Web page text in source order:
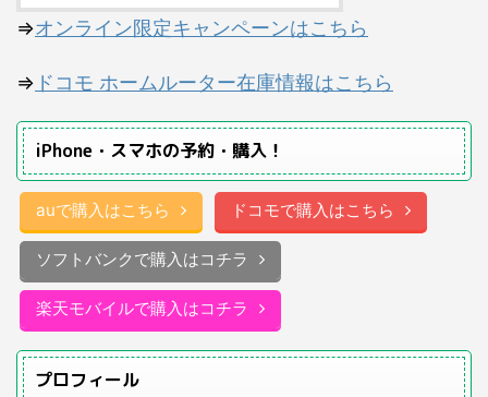
⇒オンライン限定キャンペーンはこちら
⇒ ドコモ ホームルーター在庫情報はこちら
iPhone・スマホの予約・購入！
auで購入はこちら ドコモで購入はこちら
ソフトバンクで購入はコチラ
楽天モバイルで購入はコチラ
プロフィール